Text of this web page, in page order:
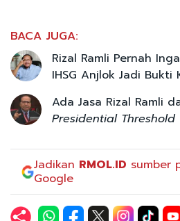
BACA JUGA:
Rizal Ramli Pernah
IHSG Anjlok Jadi
Ada Jasa Rizal Ramli
Presidential Threshold
Jadikan RMOL.ID sumber
Google